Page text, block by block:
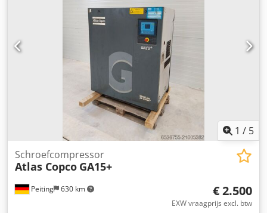
max. bedrijfsdruk: 13 bar, vermogen: 15 kW, max.
luchtvolume: 155 m³/u, machinedimensies L/B/H: ca. 1900
mm / 700 mm / 1600 mm, gewicht: ca. 400 kg, bedrijfsuren:
ca. 69000 uur. 3) Oliegesmeerde schroefcompressor Atlas
Copco GA15 als onderdelenleverancier. Documentatie
aanwezig. Bezichtiging ter plaatse is mogelijk. Dwodpfx
1 / 5
Peiting 630 km
Schroefcompressor
Atlas Copco GA15+
€ 2.500
EXW vraagprijs excl. btw